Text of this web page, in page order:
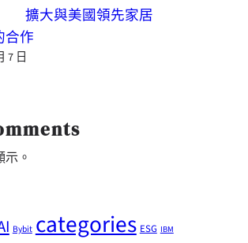
擴大與美國領先家居
合作
7 日
。
Bybit categories ESG IBM